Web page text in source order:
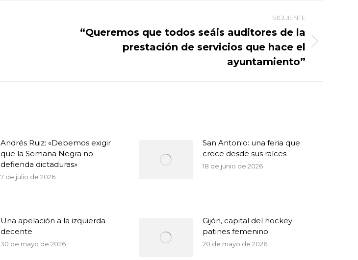
SIGUIENTE
“Queremos que todos seáis auditores de la
prestación de servicios que hace el
ayuntamiento”
Andrés Ruiz: «Debemos exigir
que la Semana Negra no
defienda dictaduras»
7 de julio de 2026
San Antonio: una feria que
crece desde sus raíces
18 de junio de 2026
Una apelación a la izquierda
decente
30 de mayo de 2026
Gijón, capital del hockey
patines femenino
20 de mayo de 2026